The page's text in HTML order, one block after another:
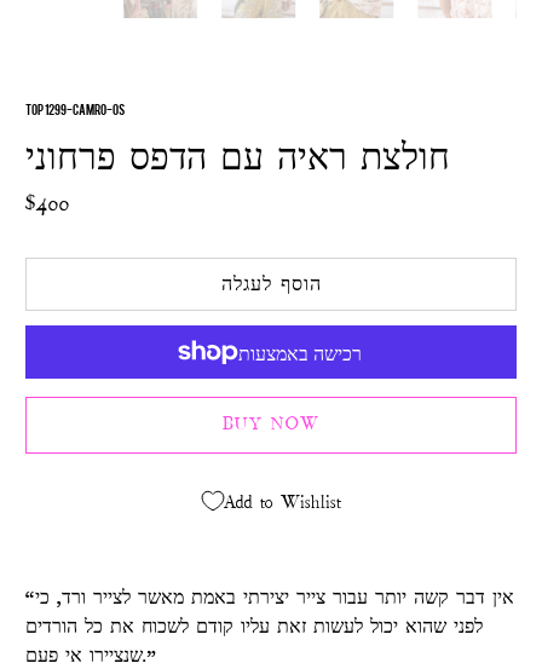
TOP 1299-CAMRO-OS
חולצת ראיה עם הדפס פרחוני
$400
הוסף לעגלה
BUY NOW
Add to Wishlist
“אין דבר קשה יותר עבור צייר יצירתי באמת מאשר לצייר ורד, כי
לפני שהוא יכול לעשות זאת עליו קודם לשכוח את כל הורדים
שנציירו אי פעם.”